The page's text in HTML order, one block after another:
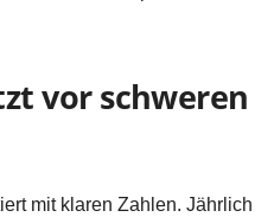
vor schweren
mit klaren Zahlen. Jährlich